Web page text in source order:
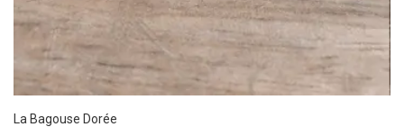
La Bagouse Dorée